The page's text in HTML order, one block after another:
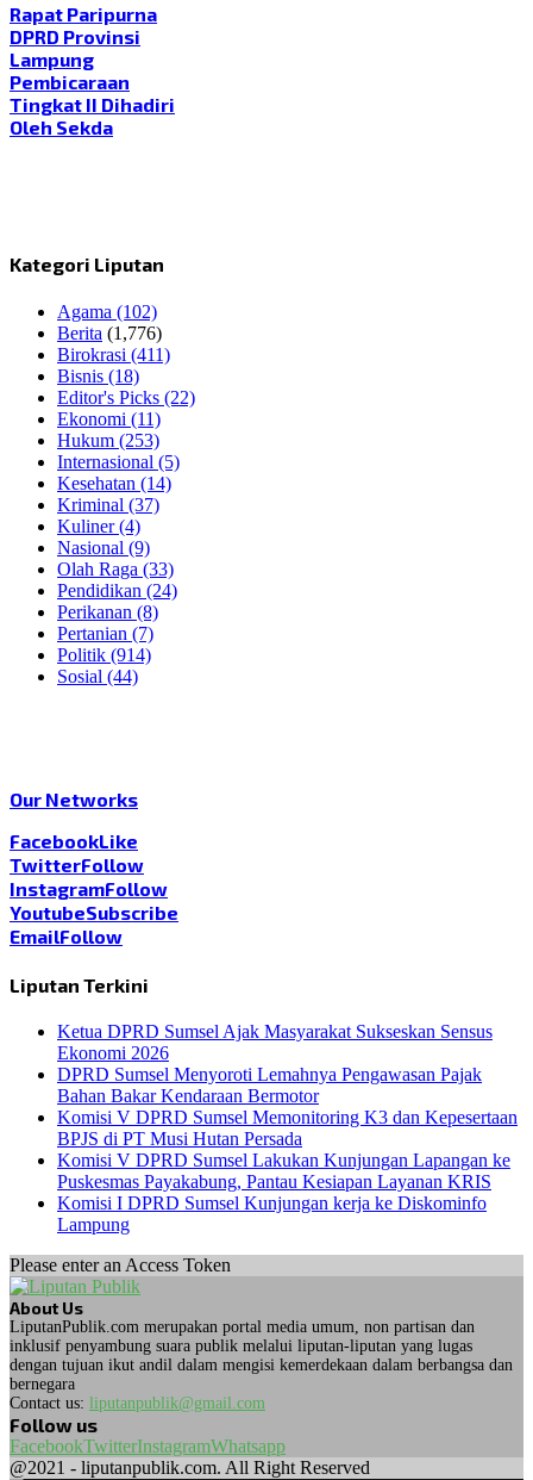
Rapat Paripurna
DPRD Provinsi
Lampung
Pembicaraan
Tingkat II Dihadiri
Oleh Sekda
Kategori Liputan
Agama (102)
Berita (1,776)
Birokrasi (411)
Bisnis (18)
Editor's Picks (22)
Ekonomi (11)
Hukum (253)
Internasional (5)
Kesehatan (14)
Kriminal (37)
Kuliner(4)
Nasional (9)
Olah Raga (33)
Pendidikan (24)
Perikanan (8)
Pertanian (7)
Politik (914)
Sosial (44)
Our Networks
FacebookLike
TwitterFollow
InstagramFollow
YoutubeSubscribe
EmailFollow
Liputan Terkini
Ketua DPRD Sumsel Ajak Masyarakat Sukseskan Sensus
Ekonomi 2026
DPRD Sumsel Menyoroti Lemahnya Pengawasan Pajak
Bahan Bakar Kendaraan Bermotor
Komisi V DPRD Sumsel Memonitoring K3 dan Kepesertaan
BPJS di PT Musi Hutan Persada
Komisi V DPRD Sumsel Lakukan Kunjungan Lapangan ke
Puskesmas Payakabung, Pantau Kesiapan Layanan KRIS
Komisi I DPRD Sumsel Kunjungan kerja ke Diskominfo
Lampung
Please enter an Access Token
About Us
LiputanPublik.com merupakan portal media umum, non partisan dan
inklusif penyambung suara publik melalui liputan-liputan yang lugas
dengan tujuan ikut andil dalam mengisi kemerdekaan dalam berbangsa dan
bernegara
Contact us: liputanpublik@gmail.com
Follow us
FacebookTwitterInstagramWhatsapp
@2021 - liputanpublik.com. All Right Reserved